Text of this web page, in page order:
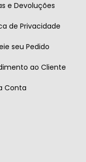
e Devoluções
de Privacidade
seu Pedido
ao Cliente
Conta